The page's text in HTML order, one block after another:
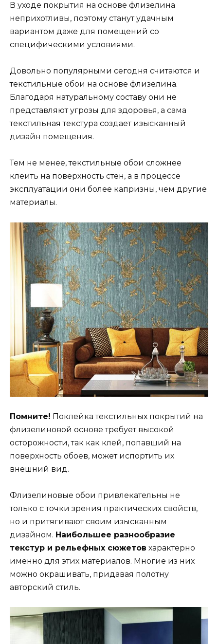
В уходе покрытия на основе флизелина
неприхотливы, поэтому станут удачным
вариантом даже для помещений со
специфическими условиями.
Довольно популярными сегодня считаются и
текстильные обои на основе флизелина.
Благодаря натуральному составу они не
представляют угрозы для здоровья, а сама
текстильная текстура создает изысканный
дизайн помещения.
Тем не менее, текстильные обои сложнее
клеить на поверхность стен, а в процессе
эксплуатации они более капризны, чем другие
материалы.
Помните! Поклейка текстильных покрытий на
флизелиновой основе требует высокой
осторожности, так как клей, попавший на
поверхность обоев, может испортить их
внешний вид.
Флизелиновые обои привлекательны не
только с точки зрения практических свойств,
но и притягивают своим изысканным
дизайном. Наибольшее разнообразие
текстур и рельефных сюжетов характерно
именно для этих материалов. Многие из них
можно окрашивать, придавая полотну
авторский стиль.